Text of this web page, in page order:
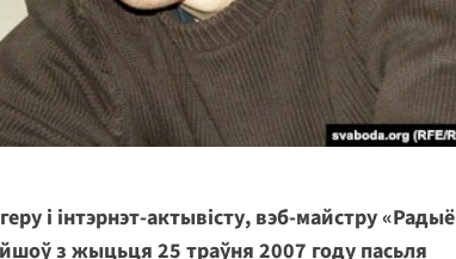
і інтэрнэт-актывісту, вэб-майстру «Радыё
з жыцьця 25 траўня 2007 году пасьля